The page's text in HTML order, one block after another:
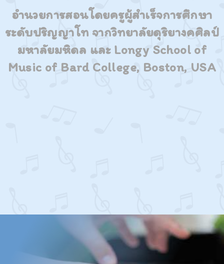
อำนวยการสอนโดยครูผู้สำเร็จการศึกษา
ระดับปริญญาโท จากวิทยาลัยดุริยางคศิลป์
มหาลัยมหิดล และ Longy School of
Music of Bard College, Boston, USA
เปิดสอนปฏิบัติเปียโน